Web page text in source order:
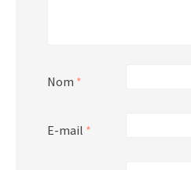
Nom *
E-mail *